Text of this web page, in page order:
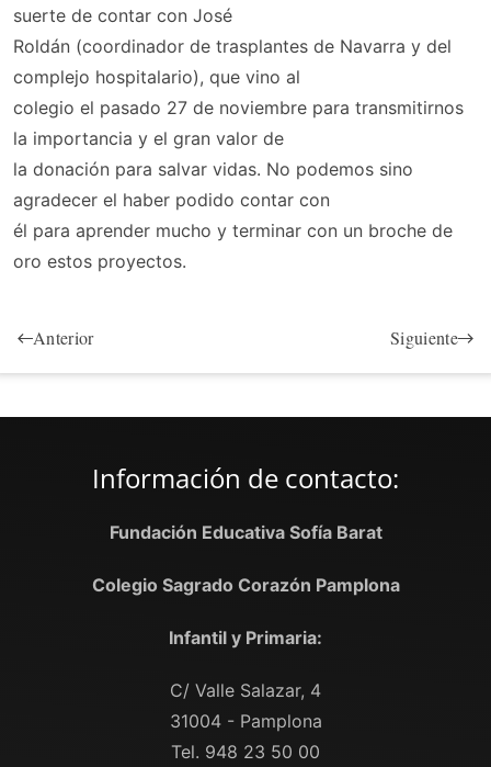
suerte de contar con José
Roldán (coordinador de trasplantes de Navarra y del
complejo hospitalario), que vino al
colegio el pasado 27 de noviembre para transmitirnos
la importancia y el gran valor de
la donación para salvar vidas. No podemos sino
agradecer el haber podido contar con
él para aprender mucho y terminar con un broche de
oro estos proyectos.
Anterior Siguiente
Información de contacto:
Fundación Educativa Sofía Barat
Colegio Sagrado Corazón Pamplona
Infantil y Primaria:
C/ Valle Salazar, 4
31004 - Pamplona
Tel. 948 23 50 00